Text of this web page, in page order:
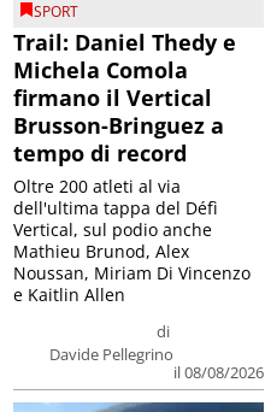
SPORT
Trail: Daniel Thedy e
Michela Comola
firmano il Vertical
Brusson-Bringuez a
tempo di record
di
Davide Pellegrino
il 08/08/2026
Oltre 200 atleti al via
dell'ultima tappa del Défì
Vertical, sul podio anche
Mathieu Brunod, Alex
Noussan, Miriam Di Vincenzo
e Kaitlin Allen